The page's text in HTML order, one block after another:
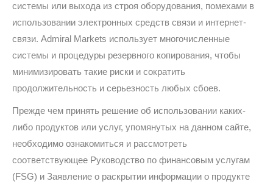
системы или выхода из строя оборудования, помехами в
использовании электронных средств связи и интернет-
связи. Admiral Markets использует многочисленные
системы и процедуры резервного копирования, чтобы
минимизировать такие риски и сократить
продолжительность и серьезность любых сбоев.
Прежде чем принять решение об использовании каких-
либо продуктов или услуг, упомянутых на данном сайте,
необходимо ознакомиться и рассмотреть
соответствующее Руководство по финансовым услугам
(FSG) и Заявление о раскрытии информации о продукте